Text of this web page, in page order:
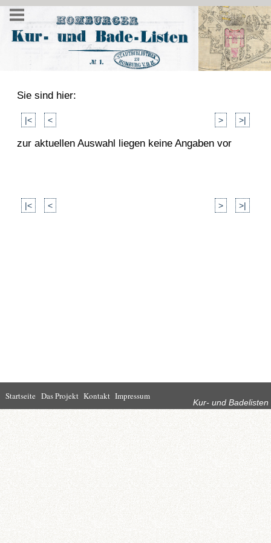
Sie sind hier:
|< < > >|
zur aktuellen Auswahl liegen keine Angaben vor
|< < > >|
Startseite
Leben in Bad
Homburg
Rathaus
Kultur Wirtschaft
Kur und
Tourismus
Kur- und Badelisten
Startseite Das Projekt Kontakt Impressum